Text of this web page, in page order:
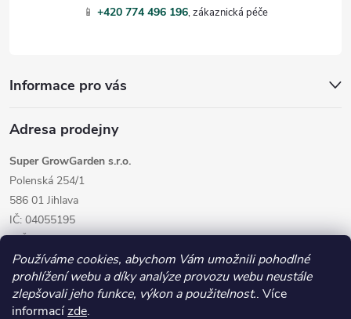
Používáme cookies, abychom Vám umožnili pohodlné
prohlížení webu a díky analýze provozu webu neustále
zlepšovali jeho funkce, výkon a použitelnost.. Více
informacízde.
📱 +420 774 496 196
Informace pro vás
Adresa prodejny
Super GrowGarden s.r.o.
Polenská 254/1
586 01 Jihlava
IČ: 04055195
DIČ: CZ04055195